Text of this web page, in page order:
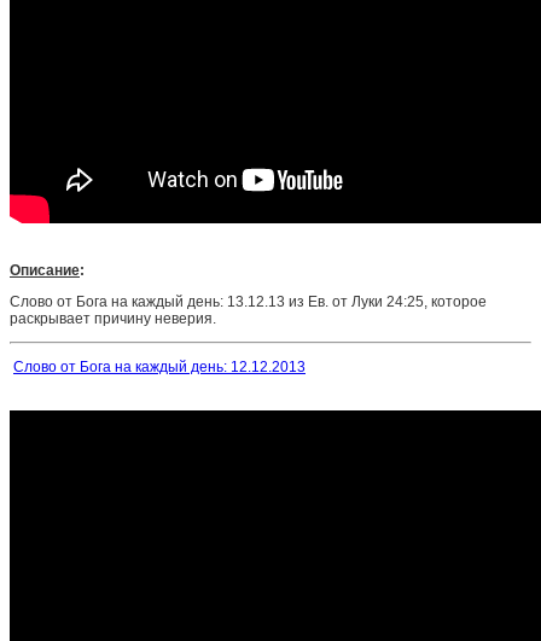
Описание:
Слово от Бога на каждый день: 13.12.13 из Ев. от Луки 24:25, которое
раскрывает причину неверия.
Слово от Бога на каждый день: 12.12.2013